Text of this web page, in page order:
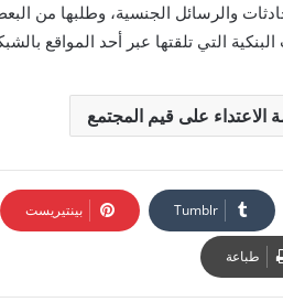
والرسائل الجنسية، وطلبها من
التي تلقتها عبر أحد المواقع
الاعتداء على قيم المجتمع
بينتيريست
طباعة